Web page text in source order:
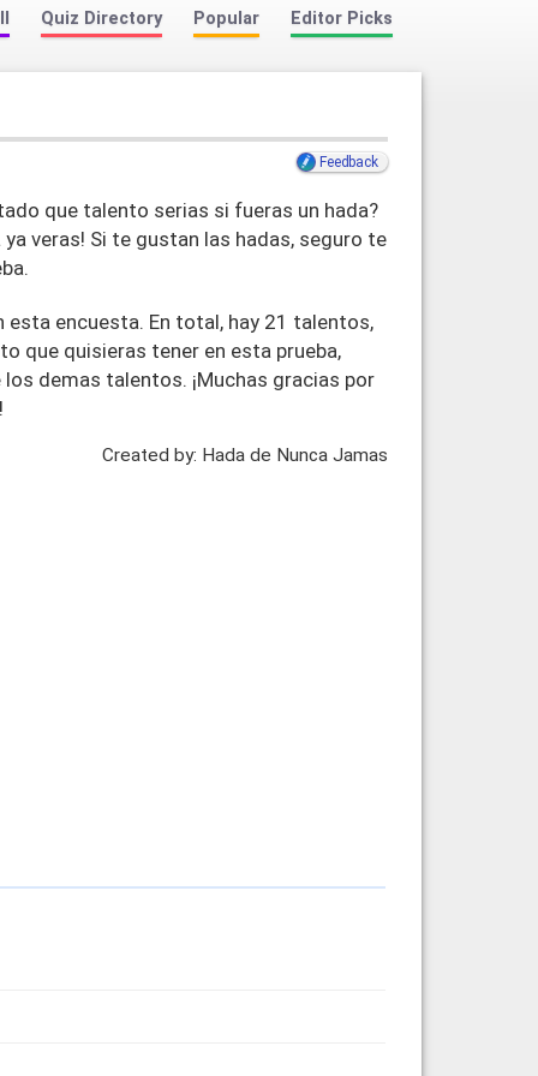
Quiz Directory Popular Editor Picks
Feedback
que talento serias si fueras un hada?
veras! Si te gustan las hadas, seguro te
esta encuesta. En total, hay 21 talentos,
que quisieras tener en esta prueba,
demas talentos. ¡Muchas gracias por
Created by: Hada de Nunca Jamas